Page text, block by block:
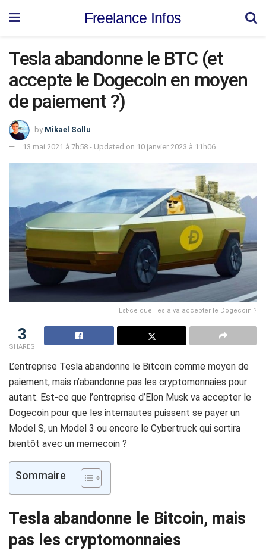
Freelance Infos
Tesla abandonne le BTC (et
accepte le Dogecoin en moyen
de paiement ?)
by Mikael Sollu
13 mai 2021 à 7h58 - Updated on 10 janvier 2023 à 11h06
Est-ce que Tesla va accepter le Dogecoin ?
3
SHARES
L’entreprise Tesla abandonne le Bitcoin comme moyen de
paiement, mais n’abandonne pas les cryptomonnaies pour
autant. Est-ce que l’entreprise d’Elon Musk va accepter le
Dogecoin pour que les internautes puissent se payer un
Model S, un Model 3 ou encore le Cybertruck qui sortira
bientôt avec un memecoin ?
Sommaire
Tesla abandonne le Bitcoin, mais
pas les cryptomonnaies